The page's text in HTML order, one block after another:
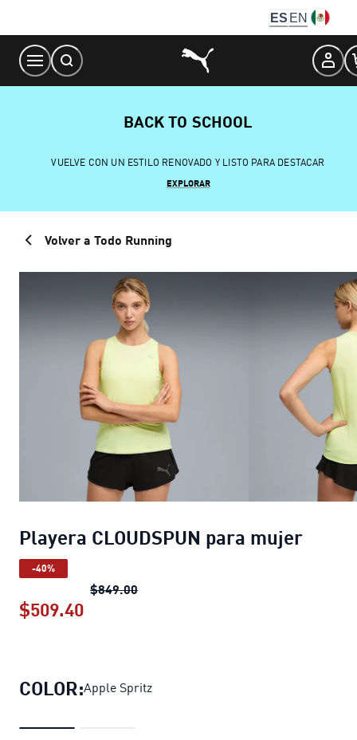
Content
ES EN
BACK TO SCHOOL
VUELVE CON UN ESTILO RENOVADO Y LISTO PARA DESTACAR
EXPLORAR
Volver a Todo Running
Playera CLOUDSPUN para mujer
-40%
$849.00Playera CLOUDSPUN para mujer
$509.40
COLOR:Apple Spritz